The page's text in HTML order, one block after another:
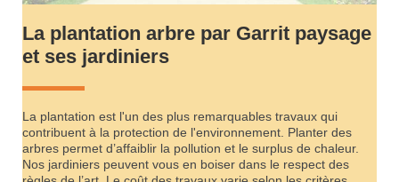
La plantation arbre par Garrit paysage
et ses jardiniers
La plantation est l'un des plus remarquables travaux qui
contribuent à la protection de l'environnement. Planter des
arbres permet d’affaiblir la pollution et le surplus de chaleur.
Nos jardiniers peuvent vous en boiser dans le respect des